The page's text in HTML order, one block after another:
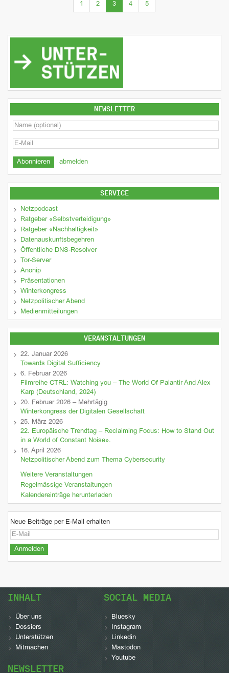
1 2 3(current)
4 5
NEWSLETTER
abmelden
SERVICE
Netzpodcast
Ratgeber «Selbstverteidigung»
Ratgeber «Nachhaltigkeit»
Datenauskunftsbegehren
Öffentliche DNS-Resolver
Tor-Server
Anonip
Präsentationen
Winterkongress
Netzpolitischer Abend
Medienmitteilungen
VERANSTALTUNGEN
22. Januar 2026
Towards Digital Sufficiency
6. Februar 2026
Filmreihe CTRL: Watching you – The World Of Palantir And Alex
Karp (Deutschland, 2024)
20. Februar 2026 – Mehrtägig
Winterkongress der Digitalen Gesellschaft
25. März 2026
22. Europäische Trendtag – Reclaiming Focus: How to Stand Out
in a World of Constant Noise».
16. April 2026
Netzpolitischer Abend zum Thema Cybersecurity
Weitere Veranstaltungen
Regelmässige Veranstaltungen
Kalendereinträge herunterladen
Neue Beiträge per E-Mail erhalten
INHALT
Über uns
Dossiers
Unterstützen
Mitmachen
SOCIAL MEDIA
Bluesky
Instagram
Linkedin
Mastodon
Youtube
NEWSLETTER